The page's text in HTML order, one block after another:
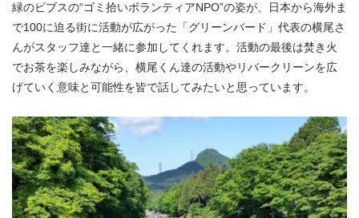
緑のビブスの“ゴミ拾いボランティアNPO”の姿が、日本から海外ま
で100に迫る街に活動が広がった「グリーンバード」代表の横尾さ
んがスタッフ達と一緒に参加してくれます。活動の最後は焚き火
でお茶を楽しみながら、横尾くん達の活動やリバークリーンを広
げていく意味と可能性を皆で話してみたいと思っています。